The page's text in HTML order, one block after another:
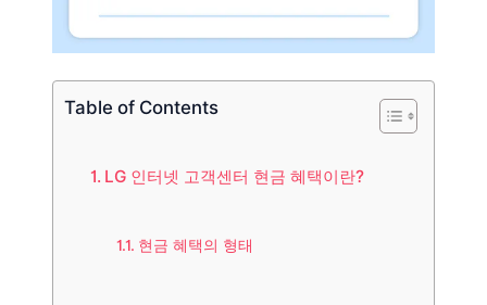
Table of Contents
LG 인터넷 고객센터 현금 혜택이란?
현금 혜택의 형태